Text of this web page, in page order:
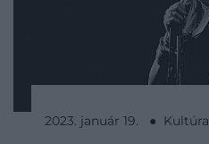
2023. január 19. ● Kultúra